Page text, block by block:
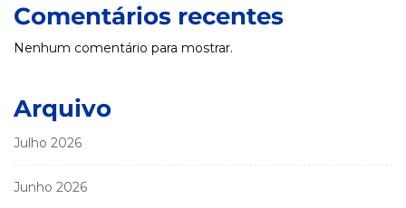
Comentários recentes
Nenhum comentário para mostrar.
Arquivo
Julho 2026
Junho 2026